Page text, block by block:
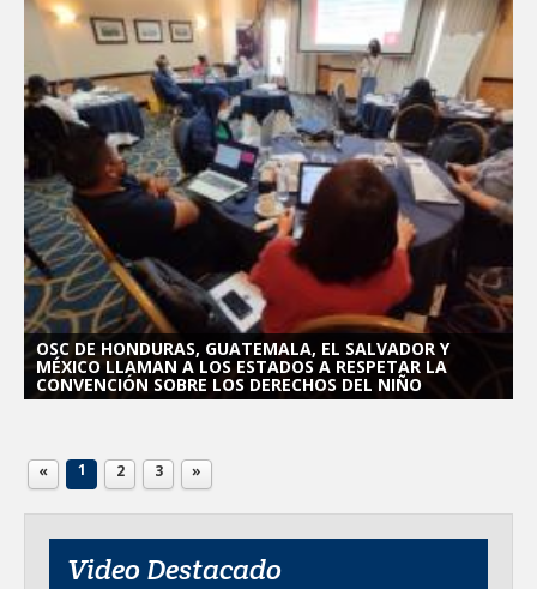
OSC DE HONDURAS, GUATEMALA, EL SALVADOR Y
MÉXICO LLAMAN A LOS ESTADOS A RESPETAR LA
CONVENCIÓN SOBRE LOS DERECHOS DEL NIÑO
« 1 2 3 »
Video Destacado